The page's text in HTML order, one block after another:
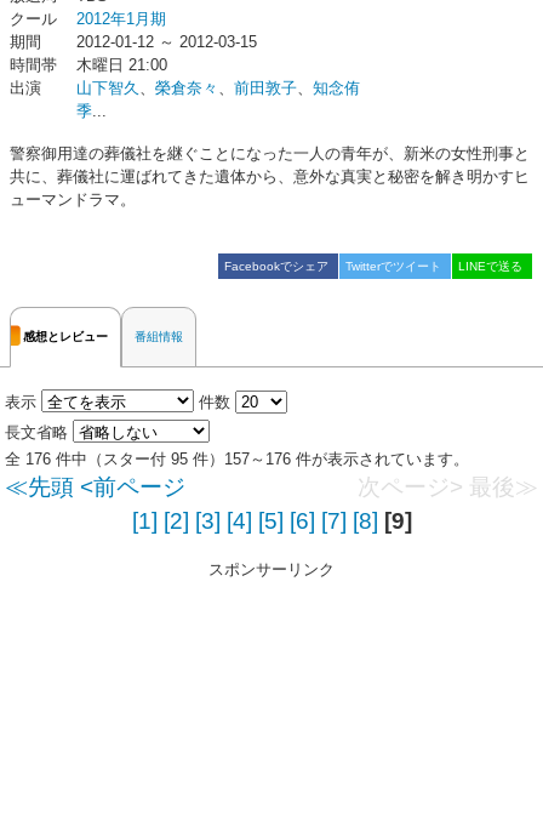
クール
2012年1月期
期間
2012-01-12 ～ 2012-03-15
時間帯
木曜日 21:00
出演
山下智久 、 榮倉奈々 、 前田敦子、 知念侑
季...
警察御用達の葬儀社を継ぐことになった一人の青年が、新米の女性刑事と
共に、葬儀社に運ばれてきた遺体から、意外な真実と秘密を解き明かすヒ
ューマンドラマ。
Facebookでシェア Twitterでツイート LINEで送る
感想とレビュー 番組情報
表示
件数
長文省略
全 176 件中（スター付 95 件）157～176 件が表示されています。
≪先頭 <前ページ 次ページ> 最後≫
[1] [2] [3] [4] [5] [6] [7] [8] [9]
スポンサーリンク